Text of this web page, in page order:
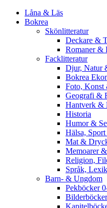
Låna & Läs
Bokrea
Skönlitteratur
Deckare &
Romaner &
Facklitteratur
Djur, Natur
Bokrea
Foto, Konst
Geografi &
Hantverk &
Historia
Humor &
Hälsa,
Mat &
Memoarer
Religion,
Språk,
Barn- & Ungdom
Pekböcker